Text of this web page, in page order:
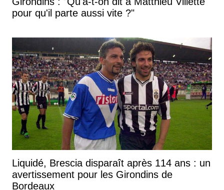
pour qu'il parte aussi vite ?"
Liquidé, Brescia disparaît après 114 ans : un
avertissement pour les Girondins de
Bordeaux